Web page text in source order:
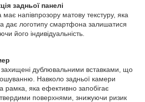
задньої панелі
напівпрозору матову текстуру, яка
дає логотипу смартфона залишатися
його індивідуальність.
захищені дублювальними вставками, що
Навколо задньої камери
рамка, яка ефективно запобігає
твердими поверхнями, знижуючи ризик